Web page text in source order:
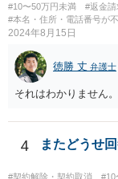
#10〜50万円未満 #返金請
#本名・住所・電話番号が
2024年8月15日
徳勝 丈 弁護士
それはわかりません。
4 またどうせ
#契約解除・契約取消 #10